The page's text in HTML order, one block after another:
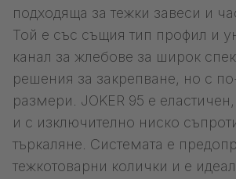
подходяща за тежки завеси и
Той е със същия тип профил и
канал за жлебове за широк
решения за закрепване, но с
размери. JOKER 95 е
и с изключително ниско
търкаляне. Системата е
тежкотоварни колички и е